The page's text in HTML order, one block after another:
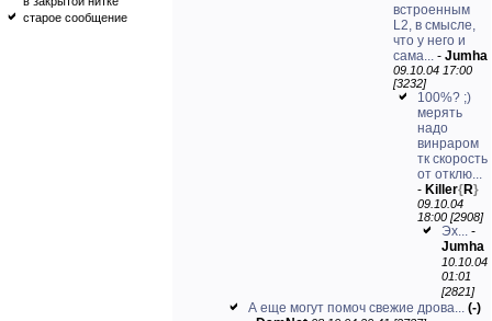
старое сообщение
встроенным
L2, в смысле,
что у него и
сама... - Jumha
09.10.04 17:00
[3232]
100%? ;)
мерять
надо
винраром
тк скорость
от отклю...
- Killer{R}
09.10.04
18:00 [2908]
Эх... -
Jumha
10.10.04
01:01
[2821]
А еще могут помоч свежие дрова... (-)